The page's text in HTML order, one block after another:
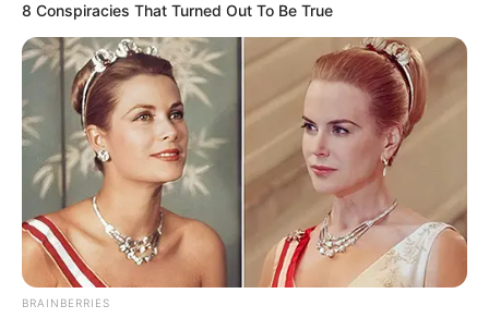
01:22 / 03 Yanvar 2026
США выделят $500 млн на военные базы
в Польше
2068
8 Conspiracies That Turned Out To Be True
BRAINBERRIES